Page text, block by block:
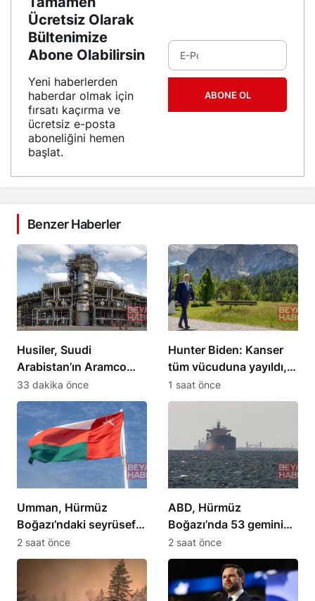
Ücretsiz Olarak
Bültenimize
Abone Olabilirsin
Yeni haberlerden
haberdar olmak için
fırsatı kaçırma ve
ücretsiz e-posta
aboneliğini hemen
başlat.
ABONE OL
Benzer Haberler
Husiler, Suudi
Arabistan’ın Aramco
rafinerisini hedef aldı
33 dakika önce
Hunter Biden: Kanser
tüm vücuduna yayıldı,
babası zor durumda
1 saat önce
Umman, Hürmüz
Boğazı’ndaki seyrüsefer
müzakerelerini olumlu
açıkladı
2 saat önce
ABD, Hürmüz
Boğazı’nda 53 geminin
rotasını değiştirdi
2 saat önce